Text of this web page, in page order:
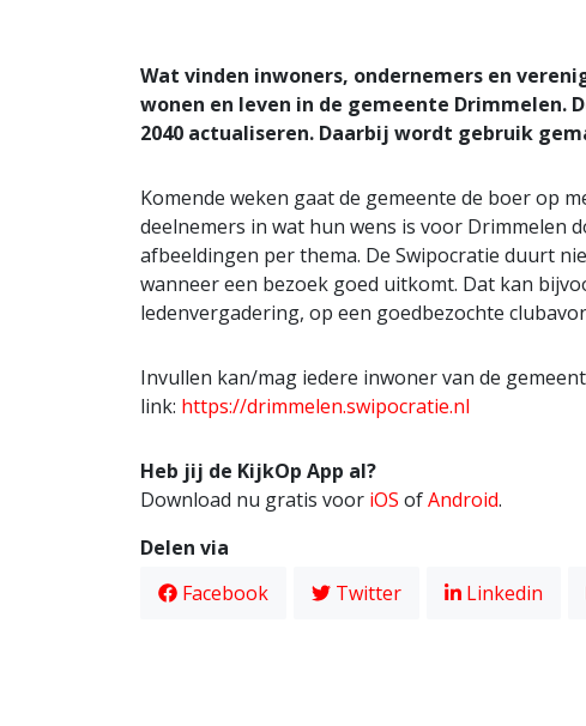
Wat vinden inwoners, ondernemers en
wonen en leven in de gemeente
2040 actualiseren. Daarbij wordt gebruik
Komende weken gaat de gemeente de boer op
deelnemers in wat hun wens is voor Drimmelen
afbeeldingen per thema. De Swipocratie duurt
wanneer een bezoek goed uitkomt. Dat kan
ledenvergadering, op een goedbezochte
Invullen kan/mag iedere inwoner van de
link: https://drimmelen.swipocratie.nl
Heb jij de KijkOp App al?
Download nu gratis voor iOS ofAndroid.
Delen via
Facebook
Twitter Linkedin